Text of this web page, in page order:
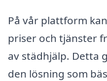
På vår plattform
priser och tjänster
av städhjälp. Detta
den lösning som